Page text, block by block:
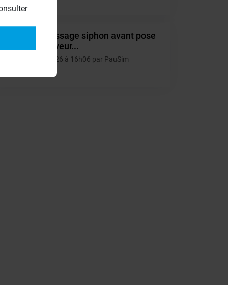
Oubli vissage siphon avant pose
du receveur...
28/06/2026 à 16h06 par PauSim